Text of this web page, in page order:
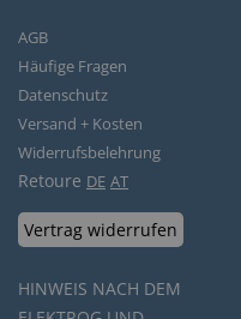
AGB
Häufige Fragen
Datenschutz
Versand + Kosten
Widerrufsbelehrung
Retoure DE AT
Vertrag widerrufen
HINWEIS NACH DEM